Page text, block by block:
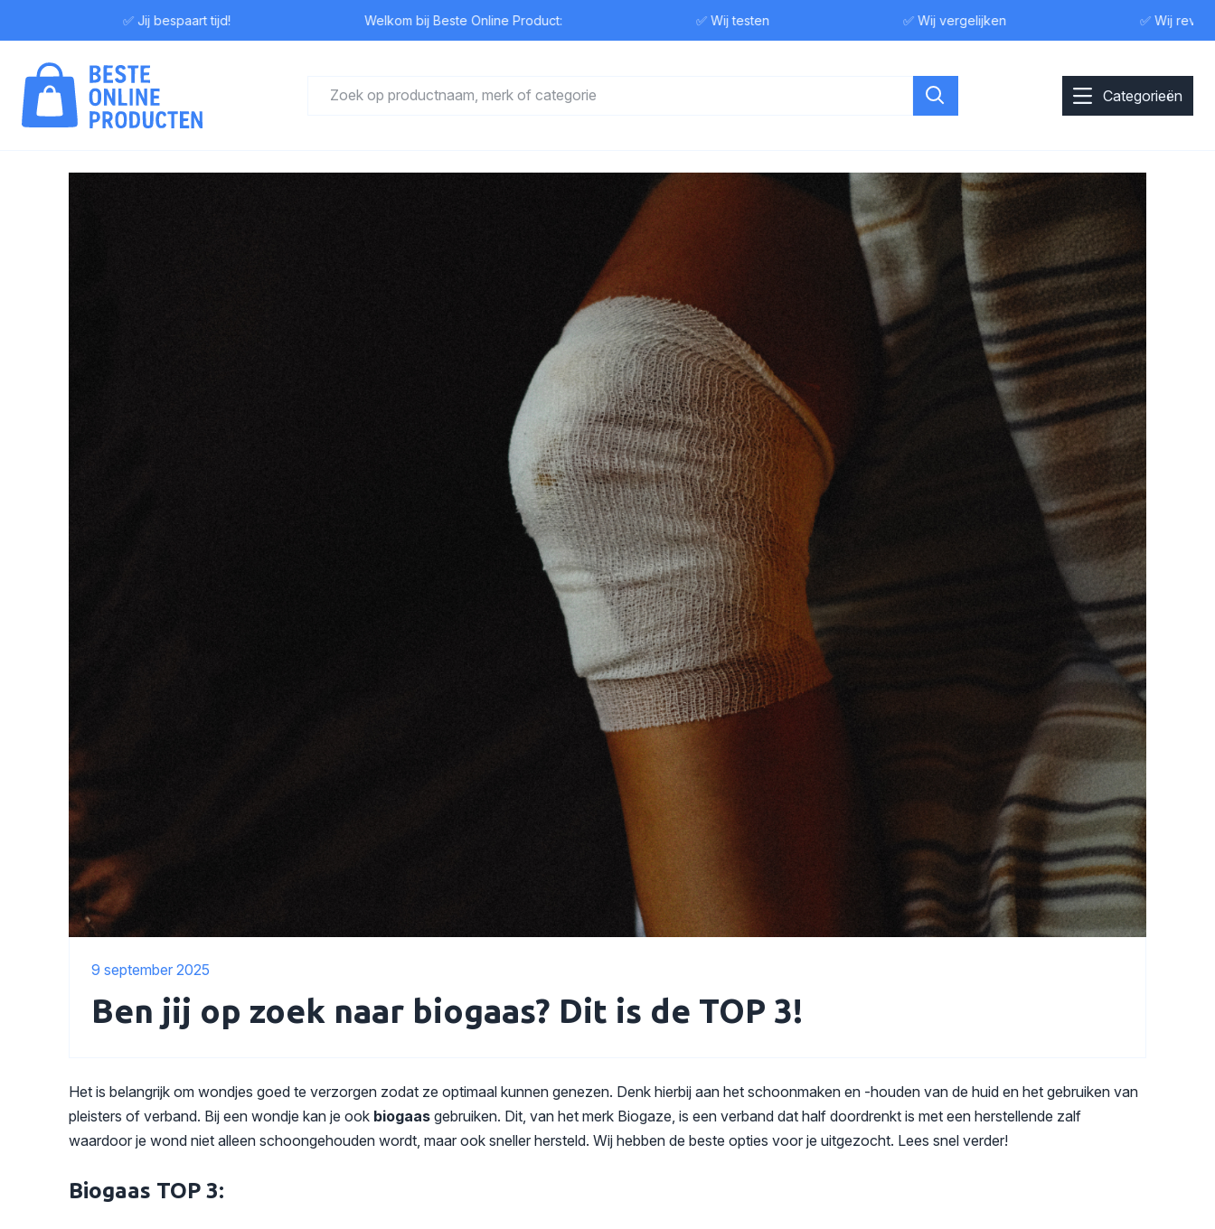
✅ Jij bespaart tijd! Welkom bij Beste Online Product: ✅ Wij testen ✅ Wij vergelijken ✅ Wij reviewen
Categorieën
9 september 2025
Ben jij op zoek naar biogaas? Dit is de TOP 3!
Het is belangrijk om wondjes goed te verzorgen zodat ze optimaal kunnen genezen. Denk hierbij aan het schoonmaken en -houden van de huid en het gebruiken van
pleisters of verband. Bij een wondje kan je ook biogaas gebruiken. Dit, van het merk Biogaze, is een verband dat half doordrenkt is met een herstellende zalf
waardoor je wond niet alleen schoongehouden wordt, maar ook sneller hersteld. Wij hebben de beste opties voor je uitgezocht. Lees snel verder!
Biogaas TOP 3: